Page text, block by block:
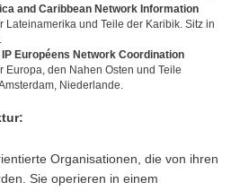
and Caribbean Network Information
Lateinamerika und Teile der Karibik. Sitz in
IP Européens Network Coordination
Europa, den Nahen Osten und Teile
Niederlande.
Organisationen, die von ihren
Sie operieren in einem